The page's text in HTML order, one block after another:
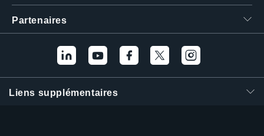
Partenaires
Liens supplémentaires